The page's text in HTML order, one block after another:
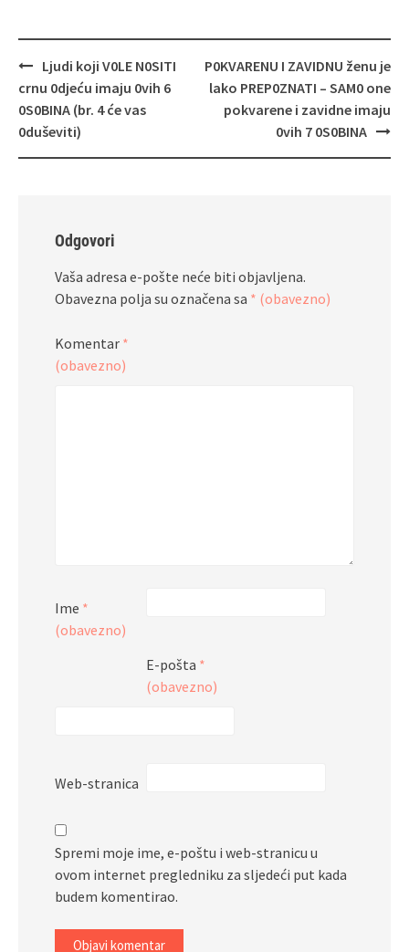
Navigacija
objava
Ljudi koji V0LE N0SITI
crnu 0djeću imaju 0vih 6
0S0BINA (br. 4 će vas
0duševiti)
P0KVARENU I ZAVIDNU ženu je
lako PREP0ZNATI – SAM0 one
pokvarene i zavidne imaju
0vih 7 0S0BINA
Odgovori
Vaša adresa e-pošte neće biti objavljena.
Obavezna polja su označena sa * (obavezno)
Komentar *
(obavezno)
Ime *
(obavezno)
E-pošta *
(obavezno)
Web-stranica
Spremi moje ime, e-poštu i web-stranicu u
ovom internet pregledniku za sljedeći put kada
budem komentirao.